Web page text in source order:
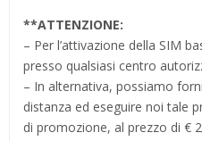
**ATTENZIONE:
– Per l’attivazione della SIM
presso qualsiasi centro
– In alternativa, possiamo
distanza ed eseguire noi tale
di promozione, al prezzo di €